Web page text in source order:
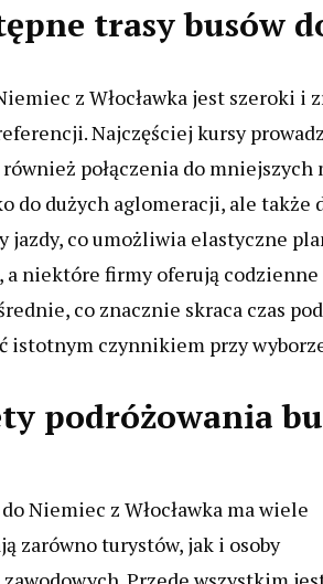
trasy busów
z Włocławka jest szeroki
Najczęściej kursy
połączenia do
do dużych aglomeracji, ale
jazdy, co umożliwia elastyczne
niektóre firmy oferują
co znacznie skraca czas
istotnym czynnikiem przy
podróżowania
Niemiec z Włocławka ma wiele
zarówno turystów, jak i osoby